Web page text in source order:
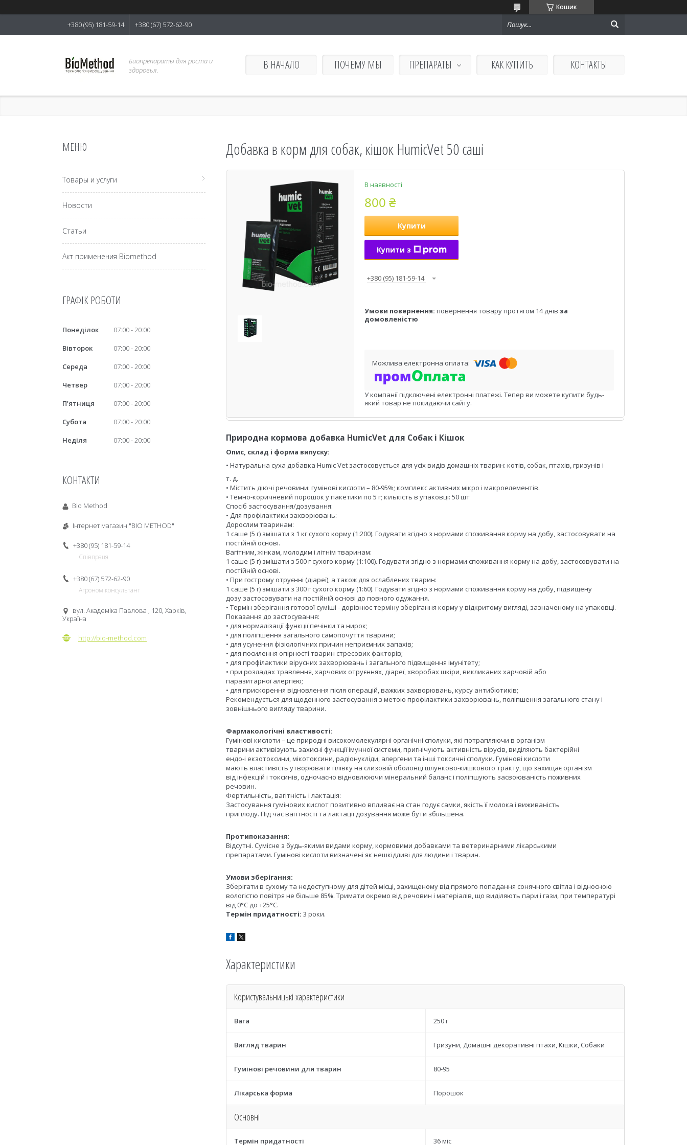
Кошик
+380 (95) 181-59-14 +380 (67) 572-62-90
Биопрепараты для роста и
здоровья.
В НАЧАЛО ПОЧЕМУ МЫ ПРЕПАРАТЫ КАК КУПИТЬ КОНТАКТЫ
Добавка в корм для собак, кішок HumicVet 50 саші
В наявності
800 ₴
Купити
Купити з
+380 (95) 181-59-14
повернення товару протягом 14 днів за
домовленістю
У компанії підключені електронні платежі. Тепер ви можете купити будь-
який товар не покидаючи сайту.
Природна кормова добавка HumicVet для Собак і Кішок
Опис, склад і форма випуску:
• Натуральна суха добавка Humic Vet застосовується для усіх видів домашніх тварин: котів, собак, птахів, гризунів і
т. д.
• Містить діючі речовини: гумінові кислоти – 80-95%; комплекс активних мікро і макроелементів.
• Темно-коричневий порошок у пакетики по 5 г; кількість в упаковці: 50 шт
Спосіб застосування/дозування:
• Для профілактики захворювань:
Дорослим тваринам:
1 саше (5 г) змішати з 1 кг сухого корму (1:200). Годувати згідно з нормами споживання корму на добу, застосовувати на
постійній основі.
Вагітним, жінкам, молодим і літнім тваринам:
1 саше (5 г) змішати з 500 г сухого корму (1:100). Годувати згідно з нормами споживання корму на добу, застосовувати на
постійній основі.
• При гострому отруєнні (діареї), а також для ослаблених тварин:
1 саше (5 г) змішати з 300 г сухого корму (1:60). Годувати згідно з нормами споживання корму на добу, підвищену
дозу застосовувати на постійній основі до повного одужання.
• Термін зберігання готової суміші - дорівнює терміну зберігання корму у відкритому вигляді, зазначеному на упаковці.
Показання до застосування:
• для нормалізації функції печінки та нирок;
• для поліпшення загального самопочуття тварини;
• для усунення фізіологічних причин неприємних запахів;
• для посилення опірності тварин стресових факторів;
• для профілактики вірусних захворювань і загального підвищення імунітету;
• при розладах травлення, харчових отруєннях, діареї, хворобах шкіри, викликаних харчовій або
паразитарної алергією;
• для прискорення відновлення після операцій, важких захворювань, курсу антибіотиків;
Рекомендується для щоденного застосування з метою профілактики захворювань, поліпшення загального стану і
зовнішнього вигляду тварини.
Фармакологічні властивості:
Гумінові кислоти – це природні високомолекулярні органічні сполуки, які потрапляючи в організм
тварини активізують захисні функції імунної системи, пригнічують активність вірусів, виділяють бактерійні
ендо-і екзотоксини, мікотоксини, радіонукліди, алергени та інші токсичні сполуки. Гумінові кислоти
мають властивість утворювати плівку на слизовій оболонці шлунково-кишкового тракту, що захищає організм
від інфекцій і токсинів, одночасно відновлюючи мінеральний баланс і поліпшують засвоюваність поживних
речовин.
Фертильність, вагітність і лактація:
Застосування гумінових кислот позитивно впливає на стан годує самки, якість її молока і виживаність
приплоду. Під час вагітності та лактації дозування може бути збільшена.
Протипоказання:
Відсутні. Сумісне з будь-якими видами корму, кормовими добавками та ветеринарними лікарськими
препаратами. Гумінові кислоти визначені як нешкідливі для людини і тварин.
Умови зберігання:
Зберігати в сухому та недоступному для дітей місці, захищеному від прямого попадання сонячного світла і відносною
вологістю повітря не більше 85%. Тримати окремо від речовин і матеріалів, що виділяють пари і гази, при температурі
від 0°C до +25°C.
Термін придатності: 3 роки.
Характеристики
Користувальницькі характеристики
Вага 250 г
Вигляд тварин Гризуни, Домашні декоративні птахи, Кішки, Собаки
Гумінові речовини для тварин 80-95
Лікарська форма Порошок
Основні
Термін придатності 36 міс
Товары и услуги
Новости
Статьи
Акт применения Biomethod
ГРАФІК РОБОТИ
Понеділок 07:00 20:00
Вівторок
07:00 20:00
Середа
07:00 20:00
Четвер
07:00 20:00
Пʼятниця
07:00 20:00
Субота
07:00 20:00
Неділя
07:00 20:00
КОНТАКТИ
Bio Method
Інтернет магазин "BIO METHOD"
+380 (95) 181-59-14
Співпраця
+380 (67) 572-62-90
Агроном консультант
вул. Академіка Павлова , 120, Харків,
Україна
http://bio-method.com